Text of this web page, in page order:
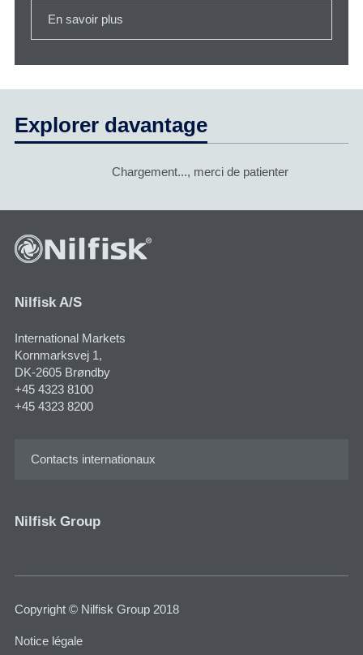
En savoir plus
Explorer davantage
Chargement..., merci de patienter
Nilfisk A/S
International Markets
Kornmarksvej 1​,
DK-2605 Brøndby
+45 4323 8100
+45 4323 8200
Contacts internationaux
Nilfisk Group
Copyright © Nilfisk Group 2018
Notice légale